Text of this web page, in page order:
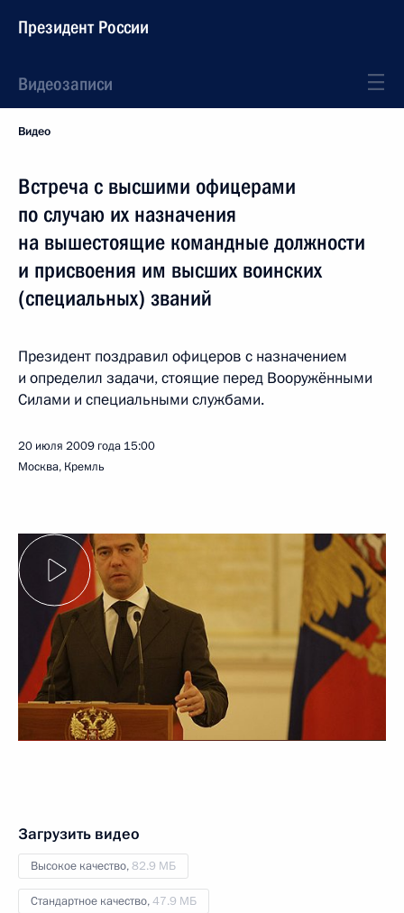
Президент России
Видеозаписи
Видео
Встреча с высшими офицерами
по случаю их назначения
на вышестоящие командные должности
и присвоения им высших воинских
(специальных) званий
Президент поздравил офицеров с назначением
и определил задачи, стоящие перед Вооружёнными
Силами и специальными службами.
20 июля 2009 года 15:00
Москва, Кремль
Загрузить видео
Высокое качество,82.9 МБ
Стандартное качество,47.9 МБ